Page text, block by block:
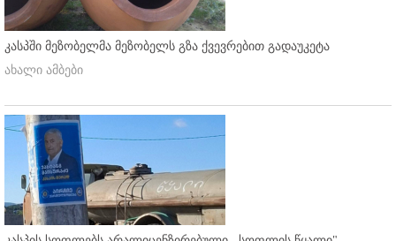
კასპში მეზობელმა მეზობელს გზა ქვევრებით გადაუკეტა
ახალი ამბები